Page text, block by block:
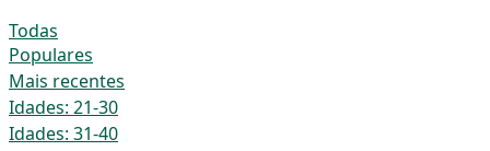
Todas
Populares
Mais recentes
Idades: 21-30
Idades: 31-40